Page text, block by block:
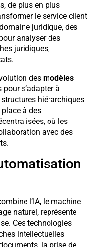
de plus en plus
le service client
juridique, des
analyser des
juridiques,
des modèles
pour s’adapter à
hiérarchiques
à des
où les
avec des
l’IA, le machine
naturel, représente
Ces technologies
intellectuelles
la prise de